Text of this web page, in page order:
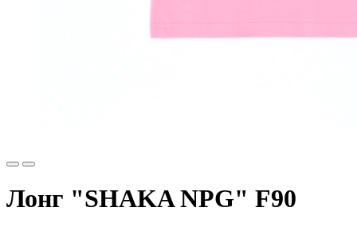
Лонг "SHAKA NPG" F90